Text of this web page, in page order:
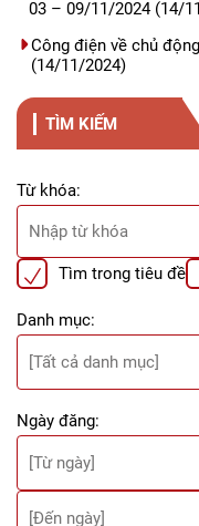
03 – 09/11/2024(14/
Công điện về chủ
(14/11/2024)
TÌM KIẾM
Từ khóa:
Tìm trong tiêu đề
Danh mục:
Ngày đăng: